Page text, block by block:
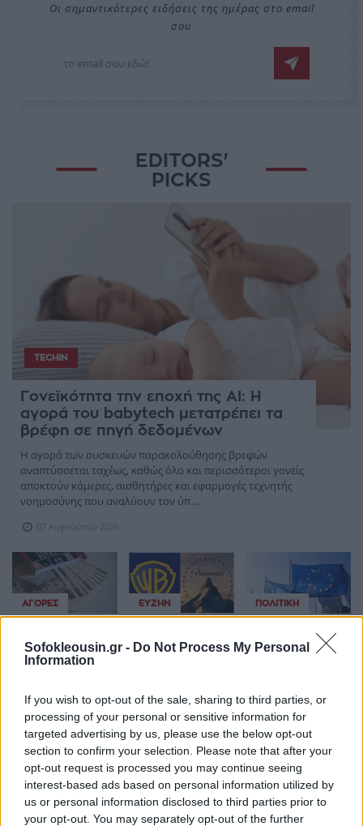
Sofokleousin.gr - Do Not Process My Personal
Information
If you wish to opt-out of the sale, sharing to third parties, or
processing of your personal or sensitive information for
targeted advertising by us, please use the below opt-out
section to confirm your selection. Please note that after your
opt-out request is processed you may continue seeing
interest-based ads based on personal information utilized by
us or personal information disclosed to third parties prior to
your opt-out. You may separately opt-out of the further
Οι σημαντικότερες ειδήσεις της ημέρας στο email
σου
EDITORS'
PICKS
TECHIN
Γονεϊκότητα την εποχή της AI: Η
αγορά του babytech μετατρέπει τα
βρέφη σε πηγή δεδομένων
Η αγορά των συσκευών παρακολούθησης βρεφών
αναπτύσσεται ταχέως, καθώς όλο και περισσότεροι γονείς
αποκτούν κάμερες, αισθητήρες και εφαρμογές τεχνητής
νοημοσύνης που αναλύουν τον ύπ ...
07 Αυγούστου 2026
ΑΓΟΡΈΣ
της παρέμβασης
στο γεν (JPY):
07 Αυγούστου 2026
ΕΥΖΗΝ
συγχώνευσης
στην αβεβαιότητα
06 Αυγούστου 2026
ΠΟΛΙΤΙΚΉ
Η ΕΕ δοκιμάζεται
με πολλαπλές
αλλού
06 Αυγούστου 2026